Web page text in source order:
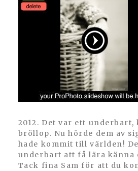
POST COMMENT
2012. Det var ett
bröllop. Nu hörde dem av
hade kommit till världen!
underbart att få lära känna
Tack fina Sam för att du